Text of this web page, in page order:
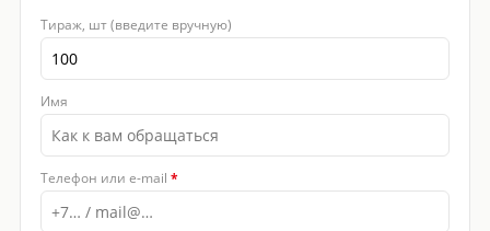
Тираж, шт (введите вручную)
Имя
Телефон или e-mail *